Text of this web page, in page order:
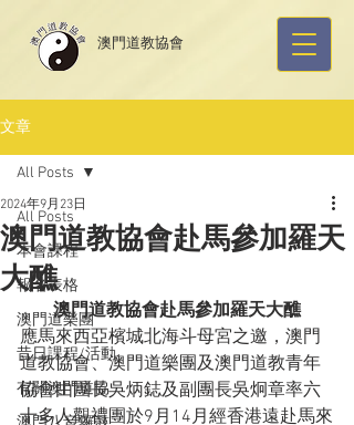
​澳門道教協會
文章
All Posts
本會課程
報名表格
澳門道樂團
昔日課程/活動
有關澳門道協
All Posts
澳門道教協會赴馬參加羅天
大醮
2024年9月23日
澳門道教協會赴馬參加羅天大醮
應馬來西亞檳城北海斗母宮之邀，澳門
道教協會、澳門道樂團及澳門道教青年
協會由團長吳炳鋕及副團長吳炯章率六
十多人觀禮團於9月14月經香港遠赴馬來